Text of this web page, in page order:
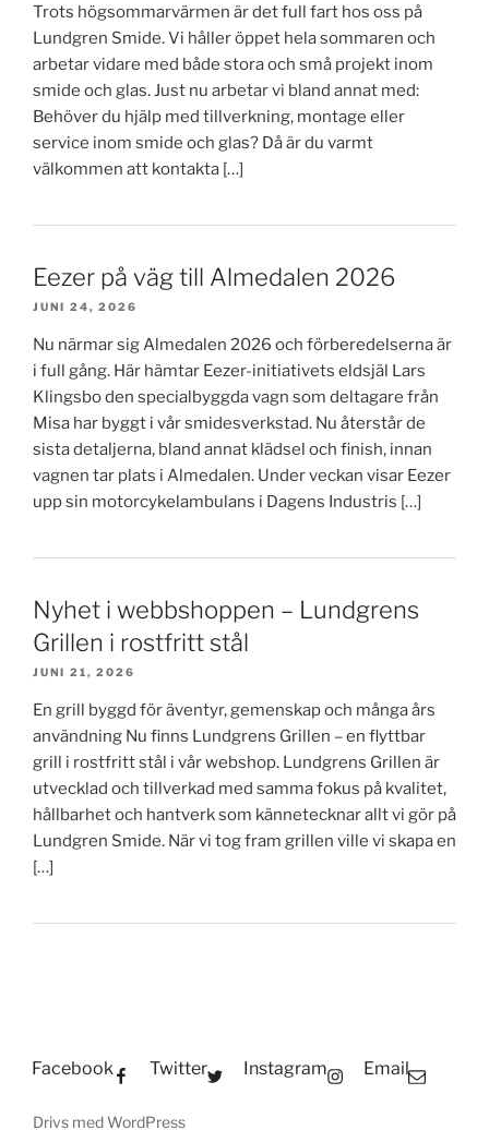
Trots högsommarvärmen är det full fart hos oss på
Lundgren Smide. Vi håller öppet hela sommaren och
arbetar vidare med både stora och små projekt inom
smide och glas. Just nu arbetar vi bland annat med:
Behöver du hjälp med tillverkning, montage eller
service inom smide och glas? Då är du varmt
välkommen att kontakta […]
Eezer på väg till Almedalen 2026
JUNI 24, 2026
Nu närmar sig Almedalen 2026 och förberedelserna är
i full gång. Här hämtar Eezer-initiativets eldsjäl Lars
Klingsbo den specialbyggda vagn som deltagare från
Misa har byggt i vår smidesverkstad. Nu återstår de
sista detaljerna, bland annat klädsel och finish, innan
vagnen tar plats i Almedalen. Under veckan visar Eezer
upp sin motorcykelambulans i Dagens Industris […]
Nyhet i webbshoppen – Lundgrens
Grillen i rostfritt stål
JUNI 21, 2026
En grill byggd för äventyr, gemenskap och många års
användning Nu finns Lundgrens Grillen – en flyttbar
grill i rostfritt stål i vår webshop. Lundgrens Grillen är
utvecklad och tillverkad med samma fokus på kvalitet,
hållbarhet och hantverk som kännetecknar allt vi gör på
Lundgren Smide. När vi tog fram grillen ville vi skapa en
[…]
Facebook Twitter Instagram Email
Drivs med WordPress